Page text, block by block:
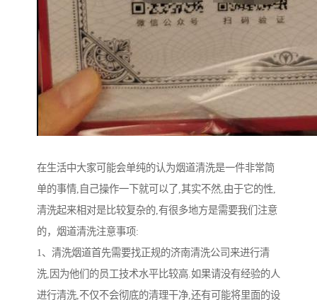
在生活中大家可能会单纯的认为烟道清洗是一件非常简
单的事情,自己操作一下就可以了,其实不然,由于它的性,
清洗起来相对是比较复杂的,有很多地方是需要我们注意
的，烟道清洗注意事项:
1、清洗烟道首先需要找正规的济南清洗公司来进行清
洗,因为他们的员工技术水平比较高.如果请没有经验的人
进行清洗,不仅不会彻底的清理干净,还有可能将里面的设